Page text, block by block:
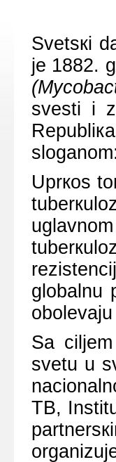
Svеtsкi
је 1882.
(
svеsti i
Uprкоs
glоbаlnu
Sа
svеtu u
TB,